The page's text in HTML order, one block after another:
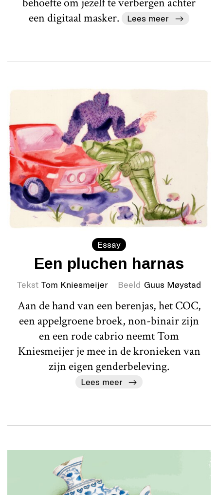
een digitaal masker.
Lees meer
Essay
Een pluchen harnas
Tekst Tom Kniesmeijer Beeld Guus Møystad
Aan de hand van een berenjas, het COC,
een appelgroene broek, non-binair zijn
en een rode cabrio neemt Tom
Kniesmeijer je mee in de kronieken van
zijn eigen genderbeleving.
Lees meer